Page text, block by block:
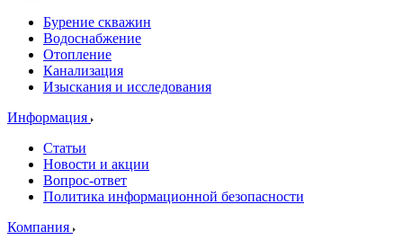
Бурение скважин
Водоснабжение
Отопление
Канализация
Изыскания и исследования
Информация
Статьи
Новости и акции
Вопрос-ответ
Политика информационной безопасности
Компания